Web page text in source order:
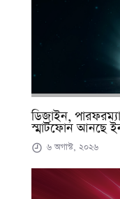
ডিজাইন,
স্মার্টফোন আনছে
৬ অগাস্ট, ২০২৬